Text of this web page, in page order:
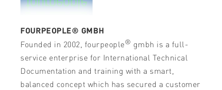
FOURPEOPLE® GMBH
Founded in 2002, fourpeople® gmbh is a full-
service enterprise for International Technical
Documentation and training with a smart,
balanced concept which has secured a customer